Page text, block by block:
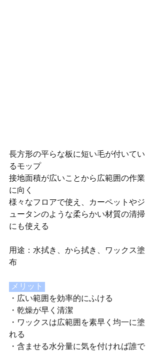
長方形の平らな板に短い毛が付いてい
るモップ
接地面積が広いことから広範囲の作業
に向く
様々なフロアで使え、カーペットやジ
ュータンのような柔らかい材質の清掃
にも使える
用途：水拭き、から拭き、ワックス塗
布
メリット
・広い範囲を効率的にふける
・乾燥が早く清潔
・ワックスは広範囲を素早く均一に塗
れる
・含ませる水分量に気を付ければ誰で